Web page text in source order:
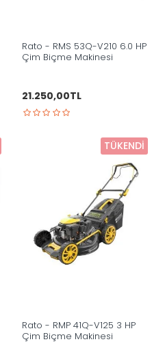
Rato - RMS 53Q-V210 6.0 HP
Çim Biçme Makinesi
21.250,00TL
TÜKENDI
Rato - RMP 41Q-V125 3 HP
Çim Biçme Makinesi